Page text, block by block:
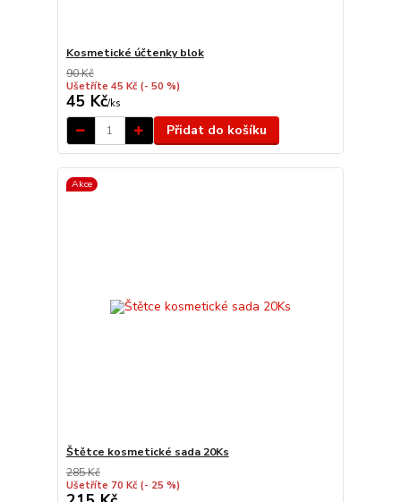
Kosmetické účtenky blok
90 Kč
Ušetříte 45 Kč (- 50 %)
45 Kč/ks
Přidat do košíku
Akce
Štětce kosmetické sada 20Ks
285 Kč
Ušetříte 70 Kč (- 25 %)